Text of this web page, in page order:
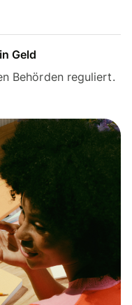
Geld
Behörden reguliert.